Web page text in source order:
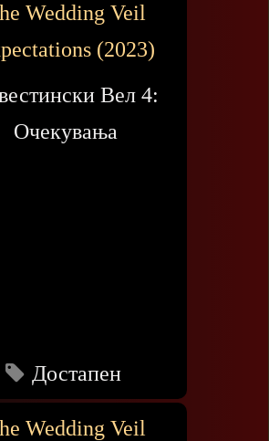
Wedding Veil
(2023)
Вел 4:
Очекувања
Достапен
Wedding Veil